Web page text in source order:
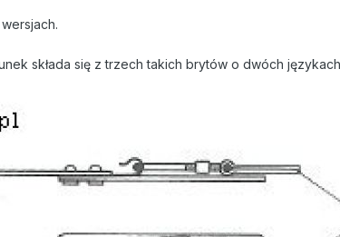
składa się z trzech takich brytów o dwóch